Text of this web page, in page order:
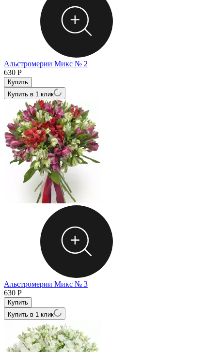
Альстромерии Микс № 2
630 Р
Купить в 1 клик
Альстромерии Микс № 3
630 Р
Купить в 1 клик